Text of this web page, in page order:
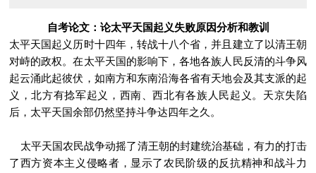
自考论文：论太平天国起义失败原因分析和教训
太平天国起义历时十四年，转战十八个省，并且建立了以清王朝
对峙的政权。在太平天国的影响下，各地各族人民反清的斗争风
起云涌此起彼伏，如南方和东南沿海各省有天地会及其支派的起
义，北方有捻军起义，西南、西北有各族人民起义。天京失陷
后，太平天国余部仍然坚持斗争达四年之久。
太平天国农民战争动摇了清王朝的封建统治基础，有力的打击
了西方资本主义侵略者，显示了农民阶级的反抗精神和战斗力